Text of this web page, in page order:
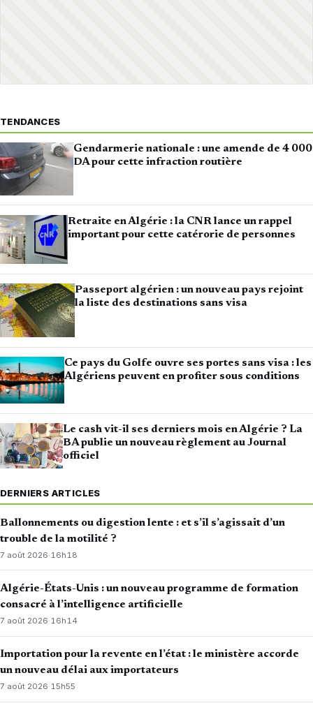
TENDANCES
Gendarmerie nationale : une amende de 4 000
DA pour cette infraction routière
Retraite en Algérie : la CNR lance un rappel
important pour cette catérorie de personnes
Passeport algérien : un nouveau pays rejoint
la liste des destinations sans visa
Ce pays du Golfe ouvre ses portes sans visa : les
Algériens peuvent en profiter sous conditions
Le cash vit-il ses derniers mois en Algérie ? La
BA publie un nouveau règlement au Journal
officiel
DERNIERS ARTICLES
Ballonnements ou digestion lente : et s’il s’agissait d’un
trouble de la motilité ?
7 août 2026· 16h18
Algérie-États-Unis : un nouveau programme de formation
consacré à l’intelligence artificielle
7 août 2026·16h14
Importation pour la revente en l’état : le ministère accorde
un nouveau délai aux importateurs
7 août 2026·15h55